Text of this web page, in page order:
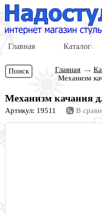
Главная Каталог
Поиск Главная
Механизм
Механизм качания
Артикул: 19511 В